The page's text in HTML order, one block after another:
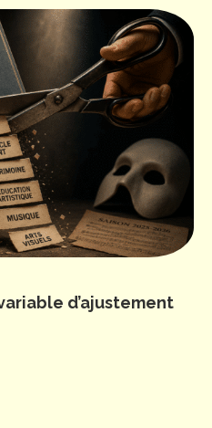
d’ajustement